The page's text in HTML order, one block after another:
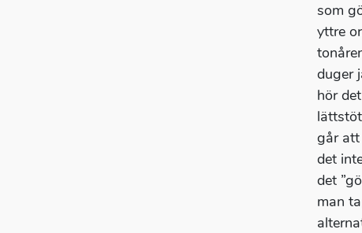
som
yttre
duger
hör
går att
det
det
man